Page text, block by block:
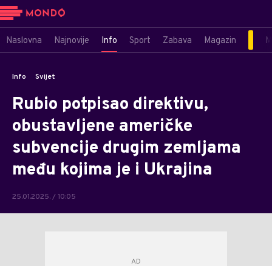
Naslovna Najnovije Info Sport Zabava Magazin
Info Svijet
Rubio potpisao direktivu,
obustavljene američke
subvencije drugim zemljama
među kojima je i Ukrajina
25.01.2025. / 10:05